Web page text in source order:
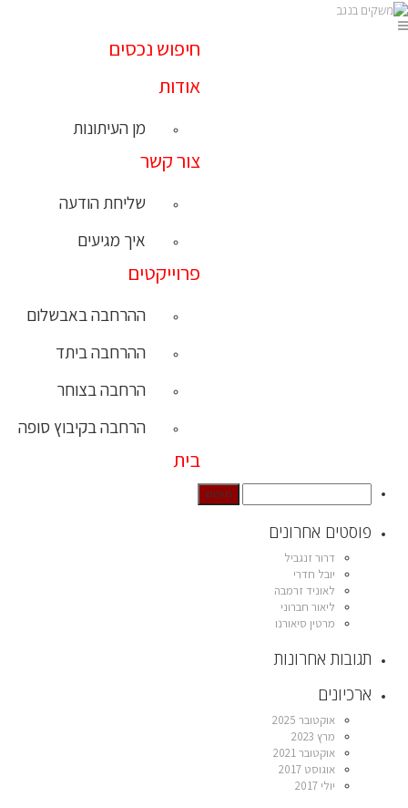
חיפוש נכסים
אודות
מן העיתונות
צור קשר
שליחת הודעה
איך מגיעים
פרוייקטים
ההרחבה באבשלום
ההרחבה ביתד
הרחבה בצוחר
הרחבה בקיבוץ סופה
בית
פוסטים אחרונים
דרור זנגביל
יובל חדרי
לאוניד זרמבה
ליאור חברוני
מרטין סיאורנו
תגובות אחרונות
ארכיונים
אוקטובר 2025
מרץ 2023
אוקטובר 2021
אוגוסט 2017
יולי 2017